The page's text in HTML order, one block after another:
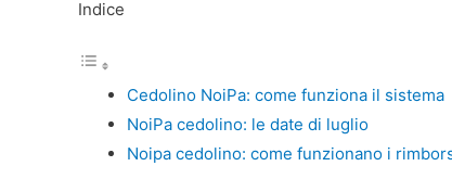
Indice
Cedolino NoiPa: come funziona il sistema
NoiPa cedolino: le date di luglio
Noipa cedolino: come funzionano i